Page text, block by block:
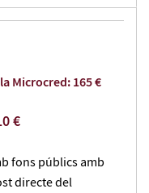
Microcred: 165 €
€
fons públics amb
directe del